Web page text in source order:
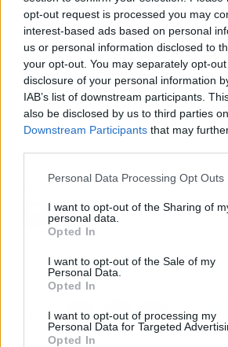
opt-out request is processed you may
interest-based ads based on personal
us or personal information disclosed to
your opt-out. You may separately opt-
disclosure of your personal information
IAB’s list of downstream participants.
also be disclosed by us to third parties
Downstream Participants that may
Personal Data Processing Opt Outs
I want to opt-out of the Sharing of
personal data.
Opted In
I want to opt-out of the Sale of my
Personal Data.
Opted In
I want to opt-out of processing my
Personal Data for Targeted
Opted In
las entidades financieras y los
Con más de 20 años de
Derecho Concursal, Javier
a disposición de cualquier
busque defender sus derechos
conflictos vinculados a sus
Sobre el seguro de vida
antibancos